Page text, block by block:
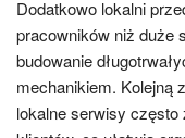
Dodatkowo lokalni
pracowników niż duże
budowanie
mechanikiem. Kolejną
lokalne serwisy